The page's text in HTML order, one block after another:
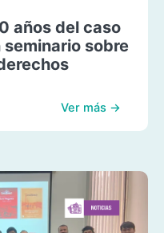
años del caso
sobre
Ver más →